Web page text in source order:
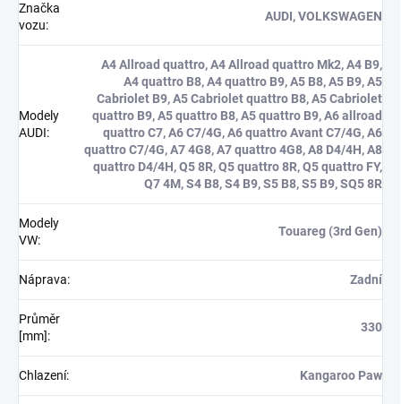
Značka
vozu:
AUDI, VOLKSWAGEN
Modely
AUDI:
A4 Allroad quattro, A4 Allroad quattro Mk2, A4 B9,
A4 quattro B8, A4 quattro B9, A5 B8, A5 B9, A5
Cabriolet B9, A5 Cabriolet quattro B8, A5 Cabriolet
quattro B9, A5 quattro B8, A5 quattro B9, A6 allroad
quattro C7, A6 C7/4G, A6 quattro Avant C7/4G, A6
quattro C7/4G, A7 4G8, A7 quattro 4G8, A8 D4/4H, A8
quattro D4/4H, Q5 8R, Q5 quattro 8R, Q5 quattro FY,
Q7 4M, S4 B8, S4 B9, S5 B8, S5 B9, SQ5 8R
Modely
VW:
Touareg (3rd Gen)
Náprava: Zadní
Průměr
[mm]:
330
Chlazení: Kangaroo Paw